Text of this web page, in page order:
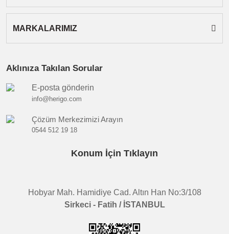
MARKALARIMIZ
Aklınıza Takılan Sorular
E-posta gönderin
info@herigo.com
Çözüm Merkezimizi Arayın
0544 512 19 18
Konum İçin Tıklayın
Hobyar Mah. Hamidiye Cad. Altın Han No:3/108
Sirkeci - Fatih / İSTANBUL